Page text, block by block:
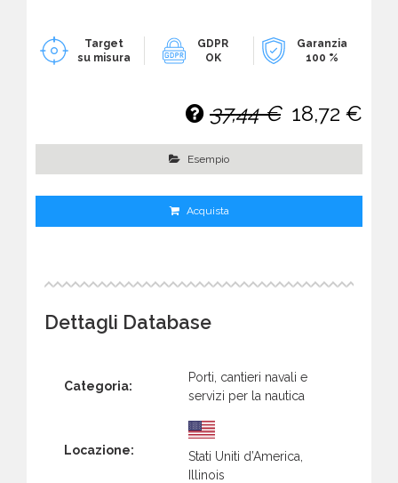
Target
su misura
GDPR
OK
Garanzia
100 %
37,44 € 18,72 €
Esempio
Acquista
Dettagli Database
Categoria:
Porti, cantieri navali e
servizi per la nautica
Locazione:
Stati Uniti d’America,
Illinois